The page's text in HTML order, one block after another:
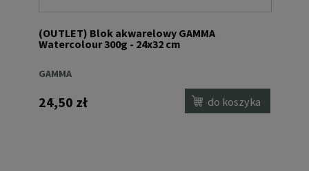
(OUTLET) Blok akwarelowy GAMMA
Watercolour 300g - 24x32 cm
GAMMA
24,50 zł do koszyka